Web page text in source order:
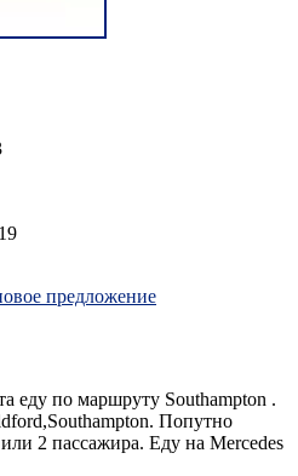
предложение
еду по маршруту Southampton .
Попутно
2 пассажира. Еду на Mercedes